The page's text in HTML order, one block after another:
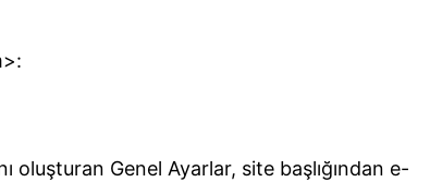
oluşturan Genel Ayarlar, site başlığından e-